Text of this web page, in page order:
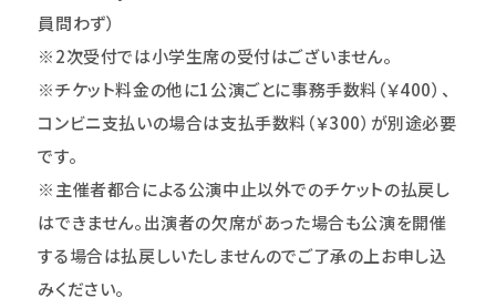
員問わず）
※2次受付では小学生席の受付はございません。
※チケット料金の他に1公演ごとに事務手数料（￥400）、
コンビニ支払いの場合は支払手数料（￥300）が別途必要
です。
※主催者都合による公演中止以外でのチケットの払戻し
はできません。出演者の欠席があった場合も公演を開催
する場合は払戻しいたしませんのでご了承の上お申し込
みください。